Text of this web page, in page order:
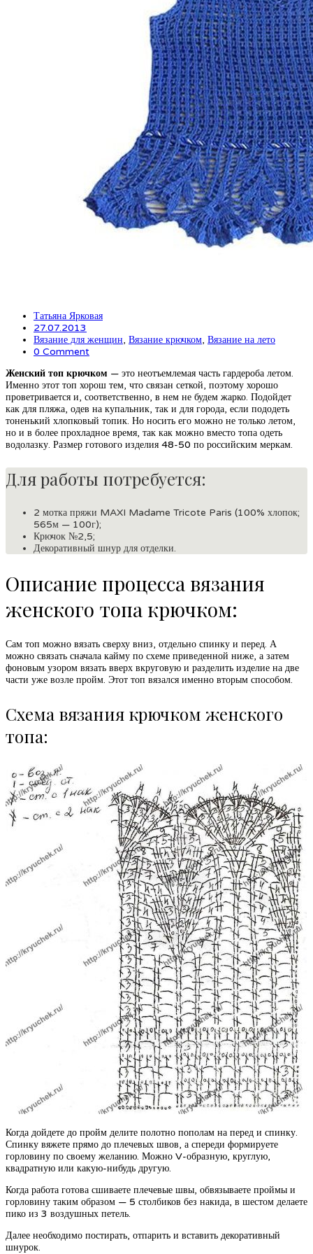
Татьяна Ярковая
27.07.2013
Вязание для женщин, Вязание крючком, Вязание на лето
0 Comment
Женский топ крючком — это неотъемлемая часть гардероба летом.
Именно этот топ хорош тем, что связан сеткой, поэтому хорошо
проветривается и, соответственно, в нем не будем жарко. Подойдет
как для пляжа, одев на купальник, так и для города, если пододеть
тоненький хлопковый топик. Но носить его можно не только летом,
но и в более прохладное время, так как можно вместо топа одеть
водолазку. Размер готового изделия 48-50 по российским меркам.
Для работы потребуется:
2 мотка пряжи MAXI Madame Tricote Paris (100% хлопок;
565м — 100г);
Крючок №2,5;
Декоративный шнур для отделки.
Описание процесса вязания
женского топа крючком:
Сам топ можно вязать сверху вниз, отдельно спинку и перед. А
можно связать сначала кайму по схеме приведенной ниже, а затем
фоновым узором вязать вверх вкруговую и разделить изделие на две
части уже возле пройм. Этот топ вязался именно вторым способом.
Схема вязания крючком женского
топа:
Когда дойдете до пройм делите полотно пополам на перед и спинку.
Спинку вяжете прямо до плечевых швов, а спереди формируете
горловину по своему желанию. Можно V-образную, круглую,
квадратную или какую-нибудь другую.
Когда работа готова сшиваете плечевые швы, обвязываете проймы и
горловину таким образом — 5 столбиков без накида, в шестом делаете
пико из 3 воздушных петель.
Далее необходимо постирать, отпарить и вставить декоративный
шнурок.